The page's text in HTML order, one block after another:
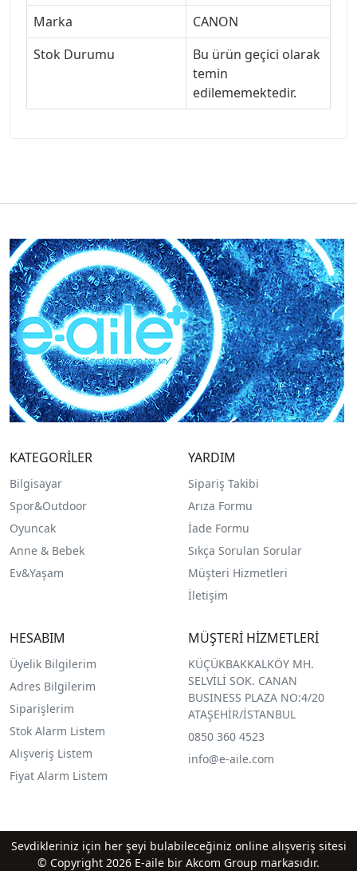
Marka
CANON
Stok Durumu
Bu ürün geçici olarak
temin
edilememektedir.
KATEGORİLER
Bilgisayar
Spor&Outdoor
Oyuncak
Anne & Bebek
Ev&Yaşam
YARDIM
Sipariş Takibi
Arıza Formu
İade Formu
Sıkça Sorulan Sorular
Müşteri Hizmetleri
İletişim
HESABIM
Üyelik Bilgilerim
Adres Bilgilerim
Siparişlerim
Stok Alarm Listem
Alışveriş Listem
Fiyat Alarm Listem
MÜŞTERİ HİZMETLERİ
KÜÇÜKBAKKALKÖY MH.
SELVİLİ SOK. CANAN
BUSINESS PLAZA NO:4/20
ATAŞEHİR/İSTANBUL
0850 360 4523
info@e-aile.com
Sevdikleriniz için her şeyi bulabileceğiniz online alışveriş sitesi
© Copyright 2026 E-aile bir Akcom Group markasıdır.